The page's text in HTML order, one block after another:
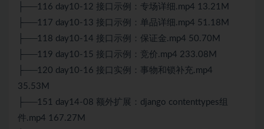
├──116 day10-12 接口示例：专场详细.mp4 13.21M
├──117 day10-13 接口示例：单品详细.mp4 51.18M
├──118 day10-14 接口示例：保证金.mp4 50.70M
├──119 day10-15 接口示例：竞价.mp4 233.08M
├──120 day10-16 接口实例：事物和锁补充.mp4
35.53M
├──151 day14-08 额外扩展：django contenttypes组
件.mp4 167.27M